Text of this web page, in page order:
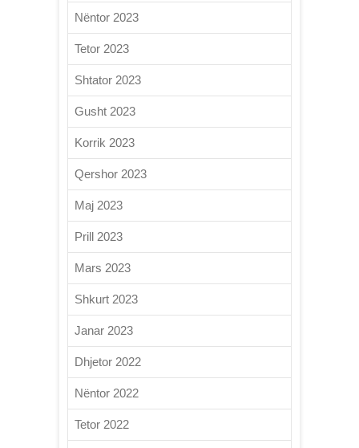
Nëntor 2023
Tetor 2023
Shtator 2023
Gusht 2023
Korrik 2023
Qershor 2023
Maj 2023
Prill 2023
Mars 2023
Shkurt 2023
Janar 2023
Dhjetor 2022
Nëntor 2022
Tetor 2022